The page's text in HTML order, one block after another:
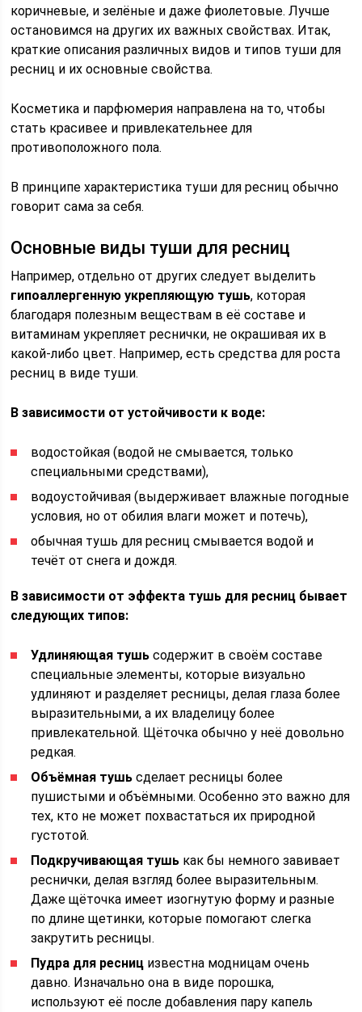
коричневые, и зелёные и даже фиолетовые. Лучше
остановимся на других их важных свойствах. Итак,
краткие описания различных видов и типов туши для
ресниц и их основные свойства.
Косметика и парфюмерия направлена на то, чтобы
стать красивее и привлекательнее для
противоположного пола.
В принципе характеристика туши для ресниц обычно
говорит сама за себя.
Основные виды туши для ресниц
Например, отдельно от других следует выделить
гипоаллергенную укрепляющую тушь, которая
благодаря полезным веществам в её составе и
витаминам укрепляет реснички, не окрашивая их в
какой-либо цвет. Например, есть средства для роста
ресниц в виде туши.
В зависимости от устойчивости к воде:
водостойкая (водой не смывается, только
специальными средствами),
водоустойчивая (выдерживает влажные погодные
условия, но от обилия влаги может и потечь),
обычная тушь для ресниц смывается водой и
течёт от снега и дождя.
В зависимости от эффекта тушь для ресниц бывает
следующих типов:
Удлиняющая тушь содержит в своём составе
специальные элементы, которые визуально
удлиняют и разделяет ресницы, делая глаза более
выразительными, а их владелицу более
привлекательной. Щёточка обычно у неё довольно
редкая.
Объёмная тушь сделает ресницы более
пушистыми и объёмными. Особенно это важно для
тех, кто не может похвастаться их природной
густотой.
Подкручивающая тушь как бы немного завивает
реснички, делая взгляд более выразительным.
Даже щёточка имеет изогнутую форму и разные
по длине щетинки, которые помогают слегка
закрутить ресницы.
Пудра для ресниц известна модницам очень
давно. Изначально она в виде порошка,
используют её после добавления пару капель